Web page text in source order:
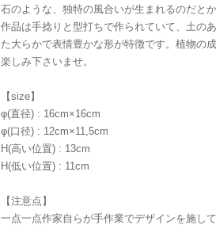
石のような、独特の風合いが生まれるのだとか
作品は手捻りと型打ちで作られていて、土の
た大らかで表情豊かな形が特徴です。植物の
楽しみ下さいませ。
【size】
φ(直径) : 16cm×16cm
φ(口径) : 12cm×11,5cm
H(高い位置) : 13cm
H(低い位置) : 11cm
【注意点】
一点一点作家自らが手作業でデザインを施し